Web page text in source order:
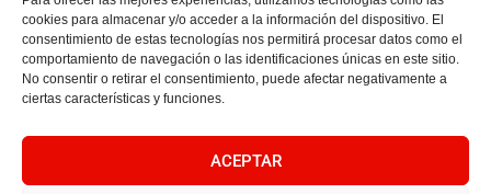
cookies para almacenar y/o acceder a la información del dispositivo. El
consentimiento de estas tecnologías nos permitirá procesar datos como el
comportamiento de navegación o las identificaciones únicas en este sitio.
No consentir o retirar el consentimiento, puede afectar negativamente a
ciertas características y funciones.
ACEPTAR
Política de Cookies
SOCIAL